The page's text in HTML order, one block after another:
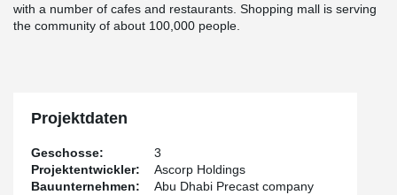
with a number of cafes and restaurants. Shopping mall is serving
the community of about 100,000 people.
Projektdaten
Geschosse:
3
Projektentwickler:
Ascorp Holdings
Bauunternehmen:
Abu Dhabi Precast company